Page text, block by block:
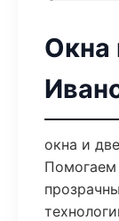
Окна
окна и
Помогаем